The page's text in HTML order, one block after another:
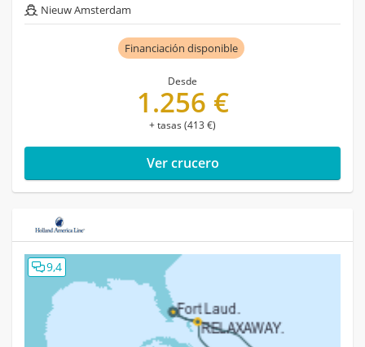
Nieuw Amsterdam
Financiación disponible
Desde
1.256 €
+ tasas (413 €)
Ver crucero
9,4